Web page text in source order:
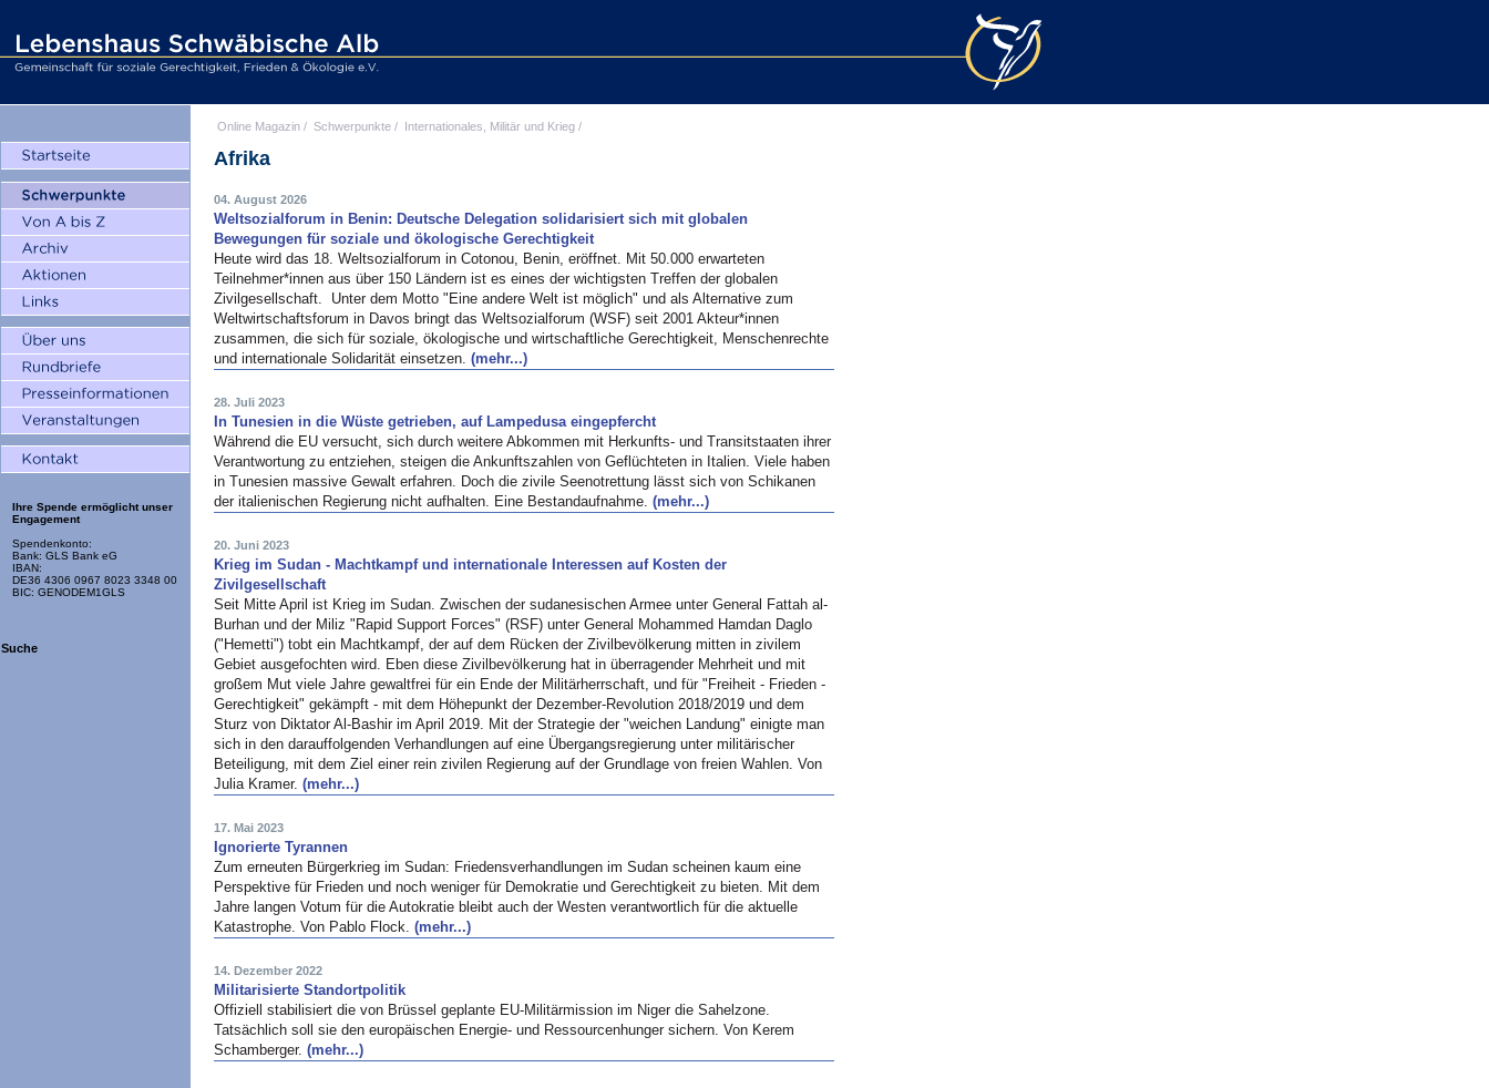
Ihre Spende ermöglicht unser
Engagement
Spendenkonto:
Bank: GLS Bank eG
IBAN:
DE36 4306 0967 8023 3348 00
BIC: GENODEM1GLS
Suche
Online Magazin / Schwerpunkte / Internationales, Militär und Krieg /
Afrika
04. August 2026
Weltsozialforum in Benin: Deutsche Delegation solidarisiert sich mit globalen
Bewegungen für soziale und ökologische Gerechtigkeit
Heute wird das 18. Weltsozialforum in Cotonou, Benin, eröffnet. Mit 50.000 erwarteten
Teilnehmer*innen aus über 150 Ländern ist es eines der wichtigsten Treffen der globalen
Zivilgesellschaft. Unter dem Motto "Eine andere Welt ist möglich" und als Alternative zum
Weltwirtschaftsforum in Davos bringt das Weltsozialforum (WSF) seit 2001 Akteur*innen
zusammen, die sich für soziale, ökologische und wirtschaftliche Gerechtigkeit, Menschenrechte
und internationale Solidarität einsetzen. (mehr...)
28. Juli 2023
In Tunesien in die Wüste getrieben, auf Lampedusa eingepfercht
Während die EU versucht, sich durch weitere Abkommen mit Herkunfts- und Transitstaaten ihrer
Verantwortung zu entziehen, steigen die Ankunftszahlen von Geflüchteten in Italien. Viele haben
in Tunesien massive Gewalt erfahren. Doch die zivile Seenotrettung lässt sich von Schikanen
der italienischen Regierung nicht aufhalten. Eine Bestandaufnahme. (mehr...)
20. Juni 2023
Krieg im Sudan - Machtkampf und internationale Interessen auf Kosten der
Zivilgesellschaft
Seit Mitte April ist Krieg im Sudan. Zwischen der sudanesischen Armee unter General Fattah al-
Burhan und der Miliz "Rapid Support Forces" (RSF) unter General Mohammed Hamdan Daglo
("Hemetti") tobt ein Machtkampf, der auf dem Rücken der Zivilbevölkerung mitten in zivilem
Gebiet ausgefochten wird. Eben diese Zivilbevölkerung hat in überragender Mehrheit und mit
großem Mut viele Jahre gewaltfrei für ein Ende der Militärherrschaft, und für "Freiheit - Frieden -
Gerechtigkeit" gekämpft - mit dem Höhepunkt der Dezember-Revolution 2018/2019 und dem
Sturz von Diktator Al-Bashir im April 2019. Mit der Strategie der "weichen Landung" einigte man
sich in den darauffolgenden Verhandlungen auf eine Übergangsregierung unter militärischer
Beteiligung, mit dem Ziel einer rein zivilen Regierung auf der Grundlage von freien Wahlen. Von
Julia Kramer. (mehr...)
17. Mai 2023
Ignorierte Tyrannen
Zum erneuten Bürgerkrieg im Sudan: Friedensverhandlungen im Sudan scheinen kaum eine
Perspektive für Frieden und noch weniger für Demokratie und Gerechtigkeit zu bieten. Mit dem
Jahre langen Votum für die Autokratie bleibt auch der Westen verantwortlich für die aktuelle
Katastrophe. Von Pablo Flock. (mehr...)
14. Dezember 2022
Militarisierte Standortpolitik
Offiziell stabilisiert die von Brüssel geplante EU-Militärmission im Niger die Sahelzone.
Tatsächlich soll sie den europäischen Energie- und Ressourcenhunger sichern. Von Kerem
Schamberger. (mehr...)